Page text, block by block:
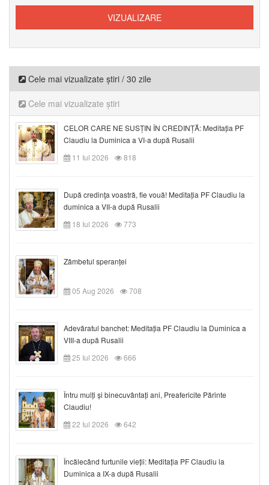
Cele mai vizualizate știri / 30 zile
Cele mai vizualizate știri
CELOR CARE NE SUSȚIN ÎN CREDINȚĂ: Meditația PF
Claudiu la Duminica a VI-a după Rusalii
11 Iul 2026
818
După credinţa voastră, fie vouă! Meditația PF Claudiu la
duminica a VII-a după Rusalii
18 Iul 2026
773
Zâmbetul speranței
05 Aug 2026 708
Adevăratul banchet: Meditația PF Claudiu la Duminica a
VIII-a după Rusalii
25 Iul 2026
666
Întru mulți și binecuvântați ani, Preafericite Părinte
Claudiu!
22 Iul 2026
642
Încălecând furtunile vieții: Meditația PF Claudiu la
Duminica a IX-a după Rusalii